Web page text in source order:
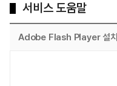
서비스 도움말
Adobe Flash Player 설치